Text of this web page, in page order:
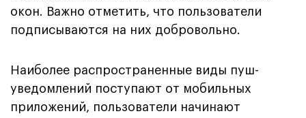
окон. Важно отметить, что пользователи
подписываются на них добровольно.
Наиболее распространенные виды пуш-
уведомлений поступают от мобильных
приложений, пользователи начинают